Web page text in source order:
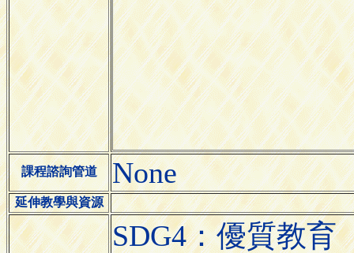
課程諮詢管道 None
延伸教學與資源
SDG4：優質教育